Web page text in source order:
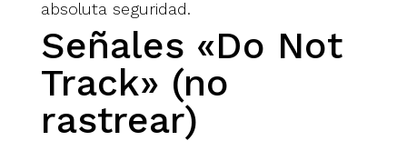
absoluta seguridad.
Señales «Do Not
Track» (no
rastrear)